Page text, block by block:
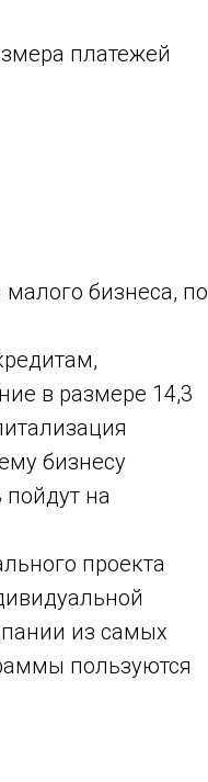
платежей
бизнеса, по
в размере 14,3
бизнесу
на
проекта
из самых
пользуются